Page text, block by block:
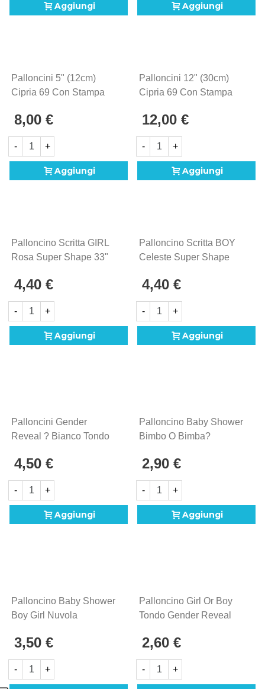
Aggiungi Aggiungi
Palloncini 5" (12cm)
Cipria 69 Con Stampa
Lato, 100pz.
8,00 €
- +
Aggiungi
Palloncini 12" (30cm)
Cipria 69 Con Stampa
Lato, 100pz.
12,00 €
- +
Aggiungi
Palloncino Scritta GIRL
Rosa Super Shape 33"
4,40 €
- +
Aggiungi
Palloncino Scritta BOY
Celeste Super Shape
4,40 €
- +
Aggiungi
Palloncini Gender
Reveal ? Bianco Tondo
Mylar, 5pz.
4,50 €
- +
Aggiungi
Palloncino Baby Shower
Bimbo O Bimba?
(45cm) In Mylar, 1pz.
2,90 €
- +
Aggiungi
Palloncino Baby Shower
Boy Girl Nuvola
(50cm) In Mylar, 1pz.
3,50 €
- +
Palloncino Girl Or Boy
Tondo Gender Reveal
(45cm) In Mylar, 1pz.
2,60 €
- +